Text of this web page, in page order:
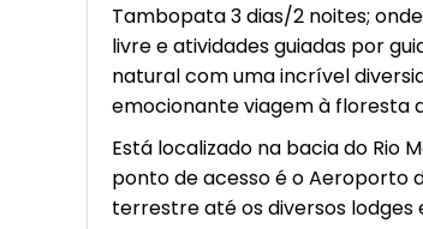
Tambopata 3 dias/2 noites;
livre e atividades guiadas por
natural com uma incrível
emocionante viagem à floresta
Está localizado na bacia do Rio
ponto de acesso é o Aeroporto
terrestre até os diversos lodges